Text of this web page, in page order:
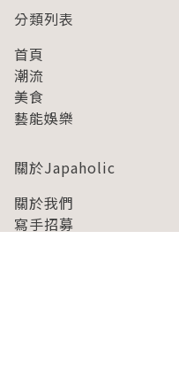
分類列表
首頁
潮流
美食
藝能娛樂
關於Japaholic
關於我們
寫手招募